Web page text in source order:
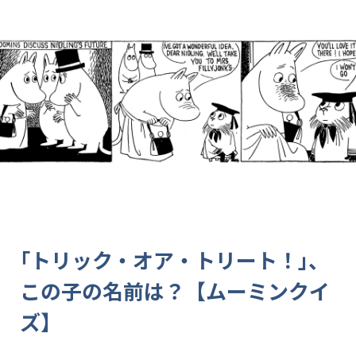
｢トリック・オア・トリート！｣、
この子の名前は？【ムーミンクイ
ズ】